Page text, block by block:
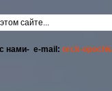
поиска
нами- e-mail: orck-